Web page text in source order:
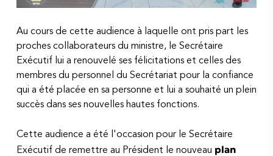
Au cours de cette audience à laquelle ont pris part les
proches collaborateurs du ministre, le Secrétaire
Exécutif lui a renouvelé ses félicitations et celles des
membres du personnel du Secrétariat pour la confiance
qui a été placée en sa personne et lui a souhaité un plein
succès dans ses nouvelles hautes fonctions.
Cette audience a été l'occasion pour le Secrétaire
Exécutif de remettre au Président le nouveau plan